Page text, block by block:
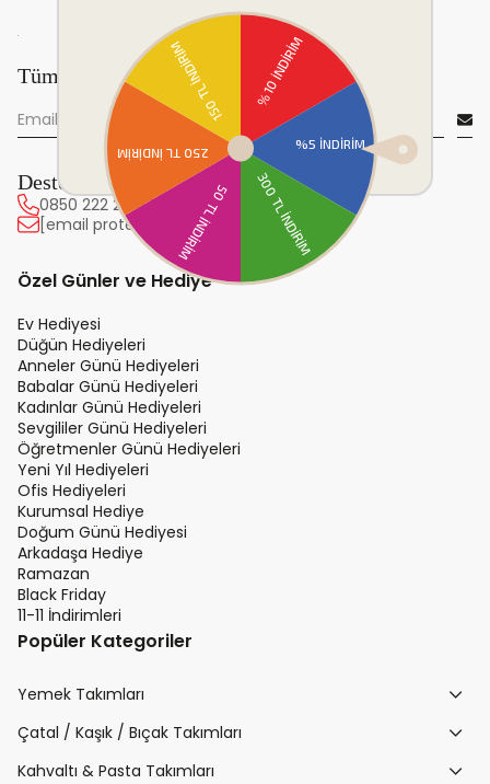
Tüm yeniliklerden önce sen haberdar ol!
Destek Hattı
0850 222 20 63
[email protected]
Özel Günler ve Hediye
Ev Hediyesi
Düğün Hediyeleri
Anneler Günü Hediyeleri
Babalar Günü Hediyeleri
Kadınlar Günü Hediyeleri
Sevgililer Günü Hediyeleri
Öğretmenler Günü Hediyeleri
Yeni Yıl Hediyeleri
Ofis Hediyeleri
Kurumsal Hediye
Doğum Günü Hediyesi
Arkadaşa Hediye
Ramazan
Black Friday
11-11 İndirimleri
Popüler Kategoriler
Yemek Takımları
Çatal / Kaşık / Bıçak Takımları
Kahvaltı & Pasta Takımları